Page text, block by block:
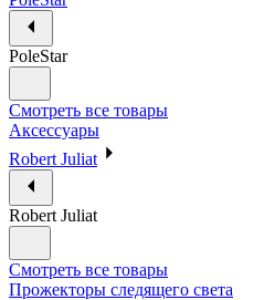
PoleStar
Смотреть все товары
Аксессуары
Robert Juliat
Robert Juliat
Смотреть все товары
Прожекторы следящего света